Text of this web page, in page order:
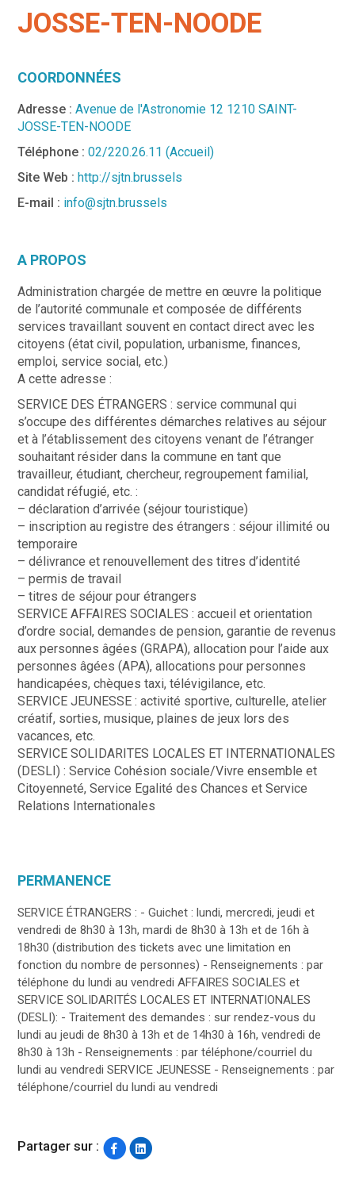
JOSSE-TEN-NOODE
COORDONNÉES
Adresse : Avenue de l'Astronomie 12 1210 SAINT-
JOSSE-TEN-NOODE
Téléphone :02/220.26.11 (Accueil)
Site Web : http://sjtn.brussels
E-mail : info@sjtn.brussels
A PROPOS
Administration chargée de mettre en œuvre la politique
de l’autorité communale et composée de différents
services travaillant souvent en contact direct avec les
citoyens (état civil, population, urbanisme, finances,
emploi, service social, etc.)
A cette adresse :
SERVICE DES ÉTRANGERS : service communal qui
s’occupe des différentes démarches relatives au séjour
et à l’établissement des citoyens venant de l’étranger
souhaitant résider dans la commune en tant que
travailleur, étudiant, chercheur, regroupement familial,
candidat réfugié, etc. :
– déclaration d’arrivée (séjour touristique)
– inscription au registre des étrangers : séjour illimité ou
temporaire
– délivrance et renouvellement des titres d’identité
– permis de travail
– titres de séjour pour étrangers
SERVICE AFFAIRES SOCIALES : accueil et orientation
d’ordre social, demandes de pension, garantie de revenus
aux personnes âgées (GRAPA), allocation pour l’aide aux
personnes âgées (APA), allocations pour personnes
handicapées, chèques taxi, télévigilance, etc.
SERVICE JEUNESSE : activité sportive, culturelle, atelier
créatif, sorties, musique, plaines de jeux lors des
vacances, etc.
SERVICE SOLIDARITES LOCALES ET INTERNATIONALES
(DESLI) : Service Cohésion sociale/Vivre ensemble et
Citoyenneté, Service Egalité des Chances et Service
Relations Internationales
PERMANENCE
SERVICE ÉTRANGERS : - Guichet : lundi, mercredi, jeudi et
vendredi de 8h30 à 13h, mardi de 8h30 à 13h et de 16h à
18h30 (distribution des tickets avec une limitation en
fonction du nombre de personnes) - Renseignements : par
téléphone du lundi au vendredi AFFAIRES SOCIALES et
SERVICE SOLIDARITÉS LOCALES ET INTERNATIONALES
(DESLI): - Traitement des demandes : sur rendez-vous du
lundi au jeudi de 8h30 à 13h et de 14h30 à 16h, vendredi de
8h30 à 13h - Renseignements : par téléphone/courriel du
lundi au vendredi SERVICE JEUNESSE - Renseignements : par
téléphone/courriel du lundi au vendredi
Partager sur :